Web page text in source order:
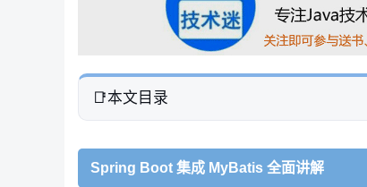
本文目录
Spring Boot 集成 MyBatis 全面讲解